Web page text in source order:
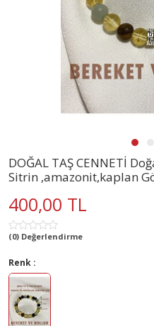
DOĞAL TAŞ CENNETİ
Sitrin ,amazonit,kaplan
400,00 TL
(0) Değerlendirme
Renk :